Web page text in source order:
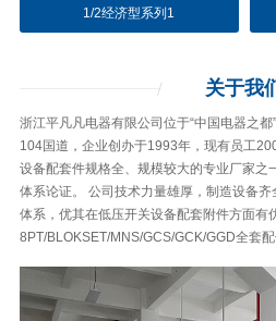
1/2经济型系列1
关于我
浙江平凡凡电器有限公司位于“中国电器之
104国道，企业创办于1993年，现有员工
设备配套件规格全、规模较大的专业厂家之
体系论证。 公司技术力量雄厚，制造设备
体系，优其在低压开关设备配套附件方面有
8PT/BLOKSET/MNS/GCS/GCK/GGD全套配